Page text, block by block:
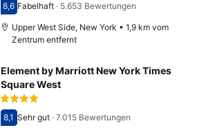
Bewertet mit 8,6
8,6 Fabelhaft· 5.653 Bewertungen
Upper West Side, New York • 1,9 km vom
Zentrum entfernt
Element by Marriott New York Times
Square West
Bewertet mit 8,1
8,1 Sehr gut· 7.015 Bewertungen